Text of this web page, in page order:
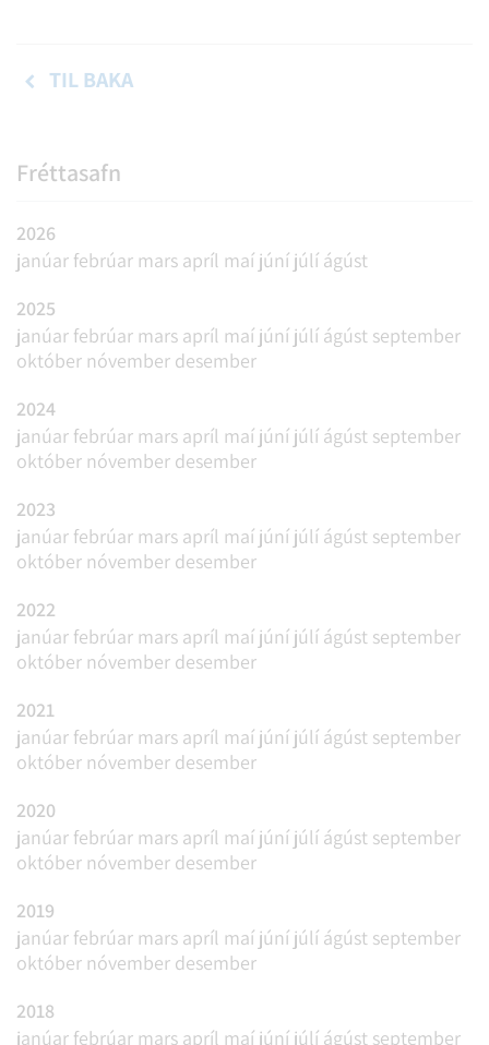
TIL BAKA
Fréttasafn
2026
janúar febrúar mars apríl maí júní júlí ágúst
2025
janúar febrúar mars apríl maí júní júlí ágúst september
október nóvember desember
2024
janúar febrúar mars apríl maí júní júlí ágúst september
október nóvember desember
2023
janúar febrúar mars apríl maí júní júlí ágúst september
október nóvember desember
2022
janúar febrúar mars apríl maí júní júlí ágúst september
október nóvember desember
2021
janúar febrúar mars apríl maí júní júlí ágúst september
október nóvember desember
2020
janúar febrúar mars apríl maí júní júlí ágúst september
október nóvember desember
2019
janúar febrúar mars apríl maí júní júlí ágúst september
október nóvember desember
2018
janúar febrúar mars apríl maí júní júlí ágúst september